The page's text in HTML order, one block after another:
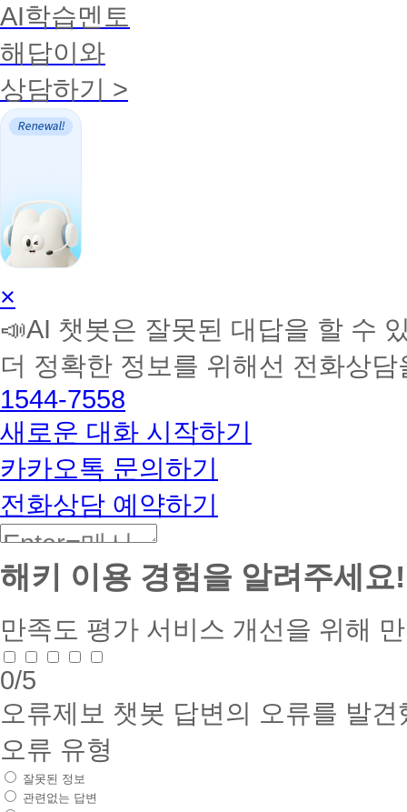
AI학습멘토
해답이와
상담하기 >
AI
학
습
토
커
BETA
×
📣AI 챗봇은 잘못된 대답을 할 수
더 정확한 정보를 위해선 전화상
1544-7558
새로운 대화 시작하기
카카오톡 문의하기
전화상담 예약하기
해키 이용 경험을 알려주세요!
만족도 평가 서비스 개선을 위해
0/5
오류제보 챗봇 답변의 오류를 발
오류 유형
잘못된 정보
관련없는 답변